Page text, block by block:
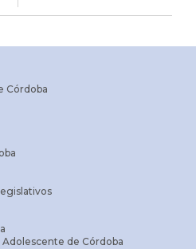
Córdoba
Adolescente de Córdoba